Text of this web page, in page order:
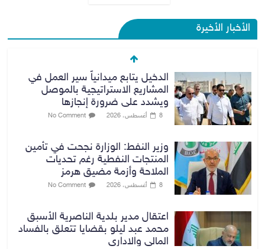
الأخبار الأخيرة
الدخيل يتابع ميدانياً سير العمل في
المشاريع الاستراتيجية بالموصل
ويشدد على ضرورة إنجازها
8 أغسطس، 2026 No Comment
وزير النفط: الوزارة نجحت في تأمين
المنتجات النفطية رغم تحديات
الملاحة وأزمة مضيق هرمز
8 أغسطس، 2026 No Comment
اعتقال مدير بلدية الناصرية الأسبق
محمد عبد ليلو بقضايا تتعلق بالفساد
المالي والاداري